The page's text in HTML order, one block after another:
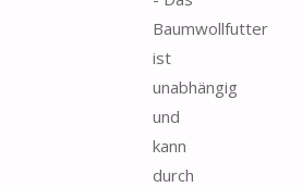
Baumwollfutter
ist
unabhängig
und
kann
durch